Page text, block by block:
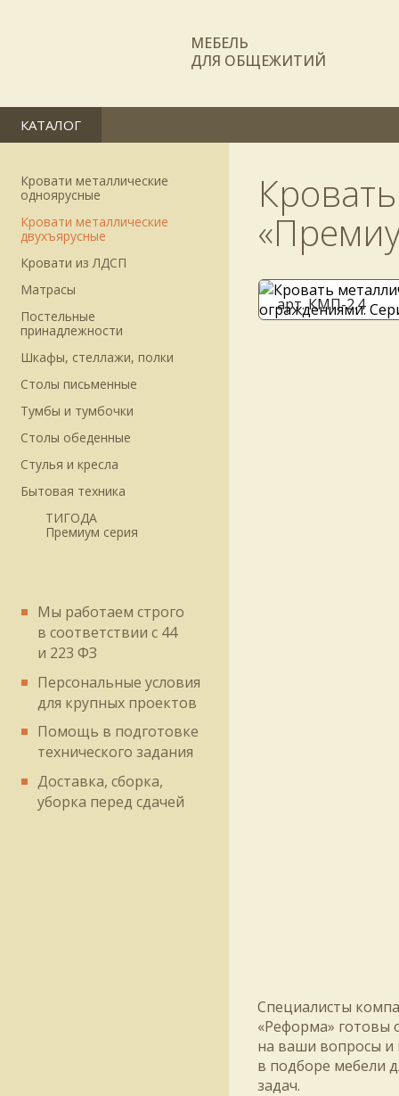
МЕБЕЛЬ
ДЛЯ ОБЩЕЖИТИЙ
КАТАЛОГ
Кровати металлические
одноярусные
Кровати металлические
двухъярусные
Кровати из ЛДСП
Матрасы
Постельные
принадлежности
Шкафы, стеллажи, полки
Столы письменные
Тумбы и тумбочки
Столы обеденные
Стулья и кресла
Бытовая техника
ТИГОДА
Премиум серия
Мы работаем строго
в соответствии с 44
и 223 ФЗ
Персональные условия
для крупных проектов
Помощь в подготовке
технического задания
Доставка, сборка,
уборка перед сдачей
арт. КМП-2.4
Специалисты
«Реформа» готовы
на ваши вопросы и
в подборе мебели
задач.